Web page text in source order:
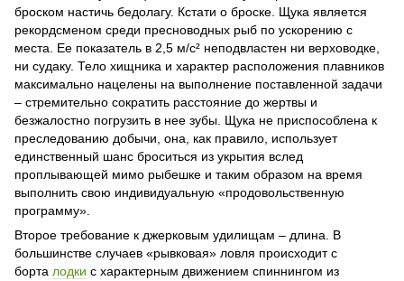
броском настичь бедолагу. Кстати о броске. Щука является
рекордсменом среди пресноводных рыб по ускорению с
места. Ее показатель в 2,5 м/с² неподвластен ни верховодке,
ни судаку. Тело хищника и характер расположения плавников
максимально нацелены на выполнение поставленной задачи
– стремительно сократить расстояние до жертвы и
безжалостно погрузить в нее зубы. Щука не приспособлена к
преследованию добычи, она, как правило, использует
единственный шанс броситься из укрытия вслед
проплывающей мимо рыбешке и таким образом на время
выполнить свою индивидуальную «продовольственную
программу».
Второе требование к джерковым удилищам – длина. В
большинстве случаев «рывковая» ловля происходит с
борта лодки с характерным движением спиннингом из